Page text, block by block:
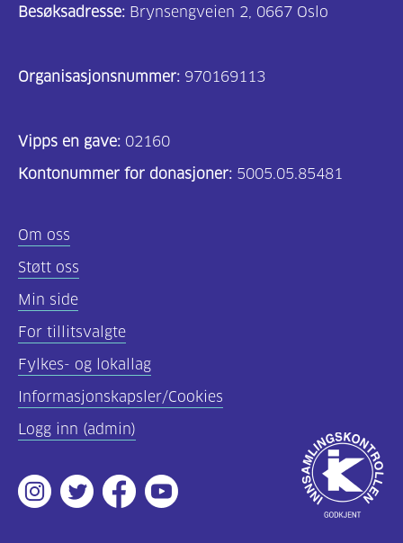
Besøksadresse: Brynsengveien 2, 0667 Oslo
Organisasjonsnummer: 970169113
Vipps en gave: 02160
Kontonummer for donasjoner: 5005.05.85481
Om oss
Støtt oss
Min side
For tillitsvalgte
Fylkes- og lokallag
Informasjonskapsler/Cookies
Logg inn (admin)
Instagram
TwitterFacebookYoutube
Godkjent
av